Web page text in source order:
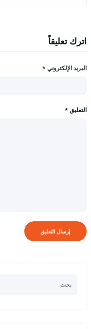
اترك تعليقاً
البريد الإلكتروني *
التعليق *